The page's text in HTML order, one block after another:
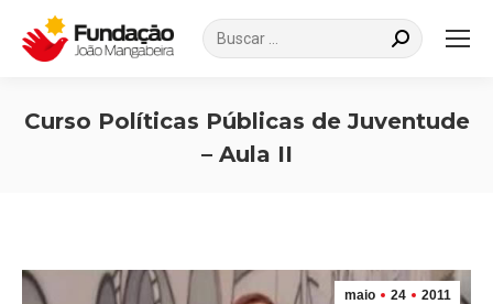
Search:
Curso Políticas Públicas de Juventude
– Aula II
maio 24 2011